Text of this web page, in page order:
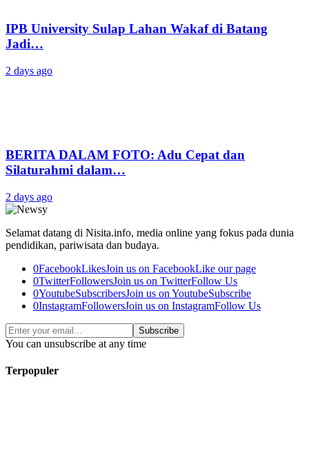
IPB University Sulap Lahan Wakaf di Batang
Jadi…
2 days ago
BERITA DALAM FOTO: Adu Cepat dan
Silaturahmi dalam…
2 days ago
Selamat datang di Nisita.info, media online yang fokus pada dunia
pendidikan, pariwisata dan budaya.
0FacebookLikesJoin us on FacebookLike our page
0TwitterFollowersJoin us on TwitterFollow Us
0YoutubeSubscribersJoin us on YoutubeSubscribe
0InstagramFollowersJoin us on InstagramFollow Us
Subscribe
You can unsubscribe at any time
Terpopuler